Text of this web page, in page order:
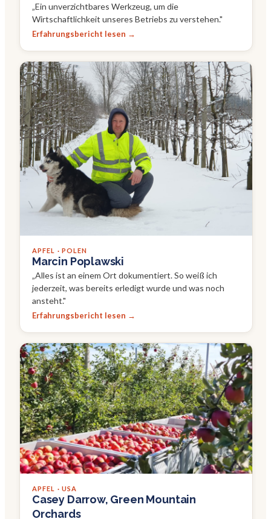
„Ein unverzichtbares Werkzeug, um die
Wirtschaftlichkeit unseres Betriebs zu verstehen."
Erfahrungsbericht lesen →
APFEL · POLEN
Marcin Poplawski
„Alles ist an einem Ort dokumentiert. So weiß ich
jederzeit, was bereits erledigt wurde und was noch
ansteht."
Erfahrungsbericht lesen →
APFEL · USA
Casey Darrow, Green Mountain
Orchards